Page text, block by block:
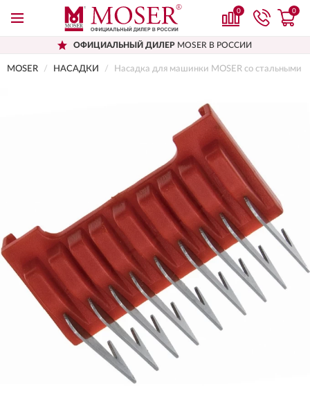
0 0
ОФИЦИАЛЬНЫЙ ДИЛЕРMOSER В РОССИИ
MOSER НАСАДКИ Насадка для машинки MOSER со стальными